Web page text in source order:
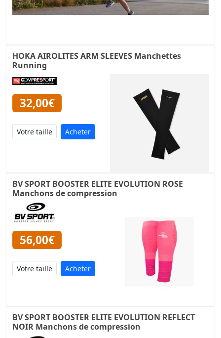
HOKA AIROLITES ARM SLEEVES Manchettes
Running
32,00€
Acheter
BV SPORT BOOSTER ELITE EVOLUTION ROSE
Manchons de compression
56,00€
Acheter
BV SPORT BOOSTER ELITE EVOLUTION REFLECT
NOIR Manchons de compression